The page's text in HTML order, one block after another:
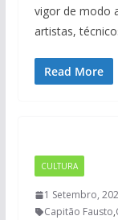
vigor de modo
artistas,
Read More
CULTURA
1 Setembro,
Capitão Fausto,